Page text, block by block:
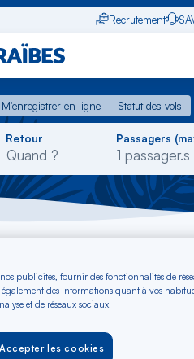
Recrutement
M'enregistrer en ligne
Statut des vols
M'enregistrer en ligne Statut des vols
Retour Passagers
dès €
publicités, fournir des fonctionnalités de
des informations quant à vos
et de réseaux sociaux.
Accepter les cookies